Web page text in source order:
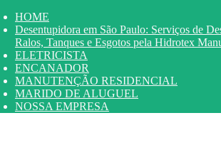
HOME
Desentupidora em São Paulo: Serviços de
Ralos, Tanques e Esgotos pela Hidrotex
ELETRICISTA
ENCANADOR
MANUTENÇÃO RESIDENCIAL
MARIDO DE ALUGUEL
NOSSA EMPRESA